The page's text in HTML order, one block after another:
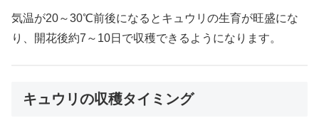
気温が20～30℃前後になるとキュウリの生育が旺盛にな
り、開花後約7～10日で収穫できるようになります。
キュウリの収穫タイミング